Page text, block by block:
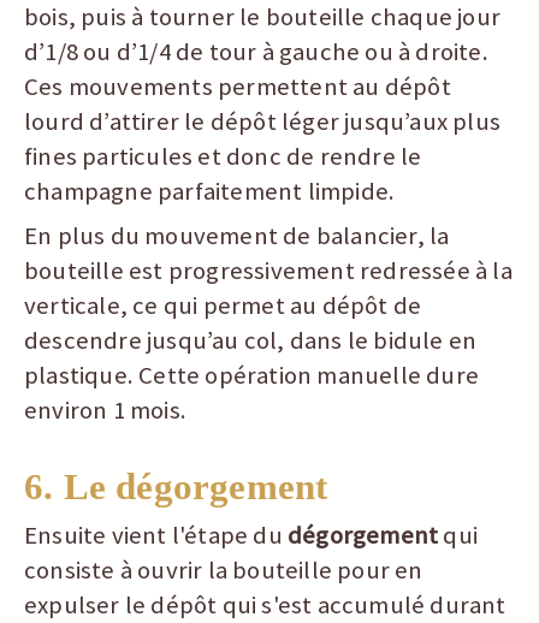
bois, puis à tourner le bouteille chaque jour
d’1/8 ou d’1/4 de tour à gauche ou à droite.
Ces mouvements permettent au dépôt
lourd d’attirer le dépôt léger jusqu’aux plus
fines particules et donc de rendre le
champagne parfaitement limpide.
En plus du mouvement de balancier, la
bouteille est progressivement redressée à la
verticale, ce qui permet au dépôt de
descendre jusqu’au col, dans le bidule en
plastique. Cette opération manuelle dure
environ 1 mois.
6. Le dégorgement
Ensuite vient l'étape du dégorgementqui
consiste à ouvrir la bouteille pour en
expulser le dépôt qui s'est accumulé durant